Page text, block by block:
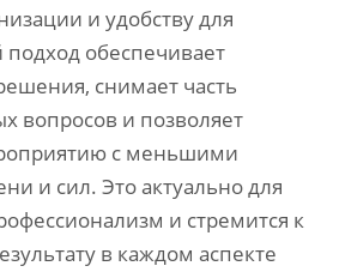
и удобству для
подход обеспечивает
снимает часть
вопросов и позволяет
с меньшими
и сил. Это актуально для
и стремится к
в каждом аспекте